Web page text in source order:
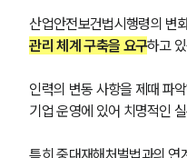
산업안전보건법시행령의 변
관리 체계 구축을 요구하고
인력의 변동 사항을 제때 파
기업 운영에 있어 치명적인
특히 중대재해처벌법과의 연